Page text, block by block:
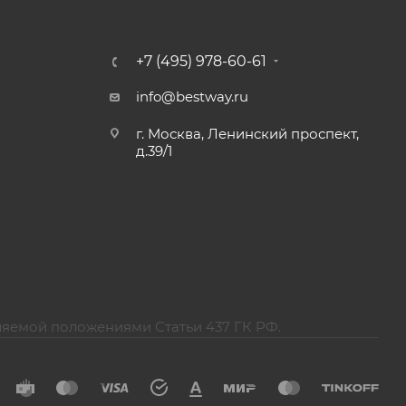
+7 (495) 978-60-61
info@bestway.ru
г. Москва, Ленинский проспект,
д.39/1
положениями Статьи 437 ГК РФ.